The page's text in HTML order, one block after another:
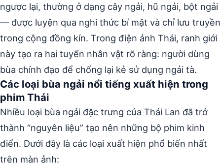
ngược lại, thường ở dạng cây ngải, hũ ngải, bột ngải
— được luyện qua nghi thức bí mật và chỉ lưu truyền
trong cộng đồng kín. Trong điện ảnh Thái, ranh giới
này tạo ra hai tuyến nhân vật rõ ràng: người dùng
bùa chính đạo để chống lại kẻ sử dụng ngải tà.
Các loại bùa ngải nổi tiếng xuất hiện trong
phim Thái
Nhiều loại bùa ngải đặc trưng của Thái Lan đã trở
thành “nguyên liệu” tạo nên những bộ phim kinh
điển. Dưới đây là các loại xuất hiện phổ biến nhất
trên màn ảnh: